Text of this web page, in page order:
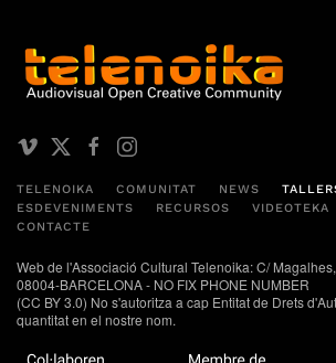
TELENOIKA COMUNITAT NEWS
ESDEVENIMENTS
RECURSOS VIDEOTEKA
CONTACTE
Web de l'Associació Cultural Telenoika: C/
08004-BARCELONA - NO FIX PHONE NUMBER
(CC BY 3.0) No s'autoritza a cap Entitat de Drets
quantitat en el nostre nom.